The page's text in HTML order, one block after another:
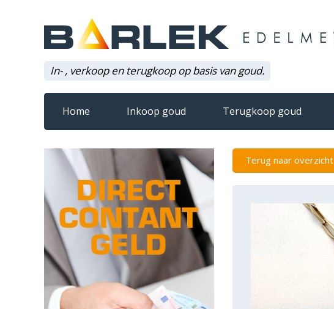
In- , verkoop en terugkoop op basis van goud.
Home Inkoop goud Terugkoop goud
Terug naar overzicht